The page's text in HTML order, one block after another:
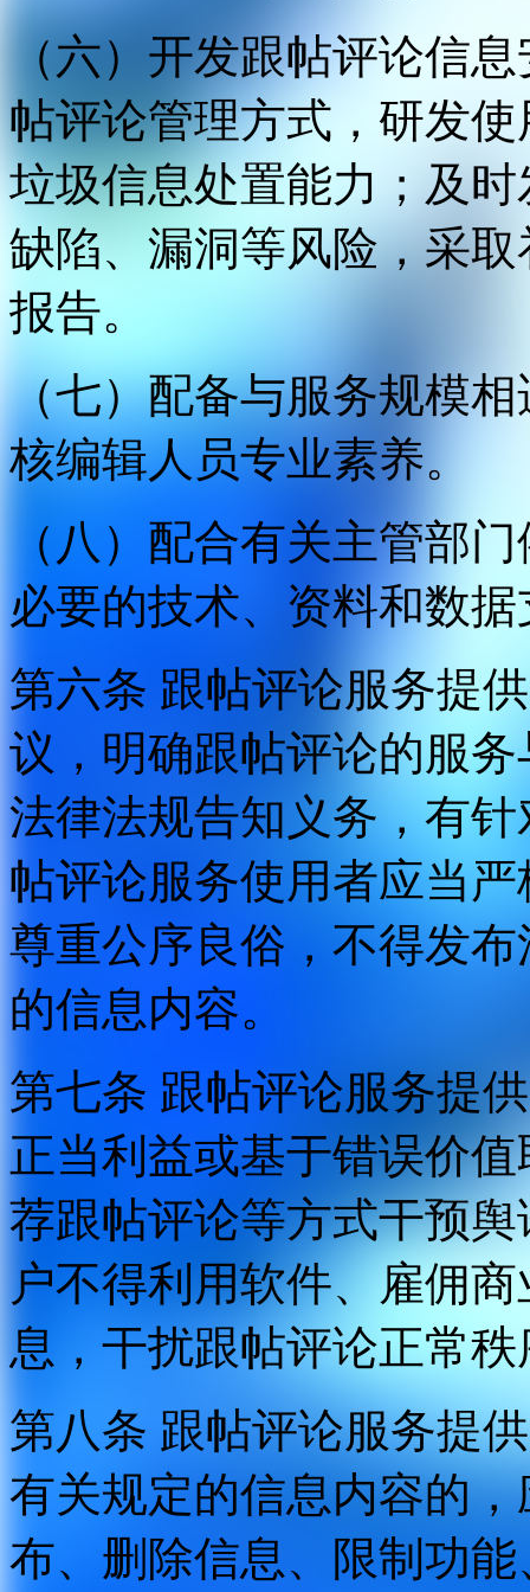
（六）开发跟帖评论信
帖评论管理方式，研发
垃圾信息处置能力；及
缺陷、漏洞等风险，采
报告。
（七）配备与服务规模
核编辑人员专业素养。
（八）配合有关主管部
必要的技术、资料和数
第六条 跟帖评论服务提
议，明确跟帖评论的服
法律法规告知义务，有
帖评论服务使用者应当
尊重公序良俗，不得发
的信息内容。
第七条 跟帖评论服务提
正当利益或基于错误价
荐跟帖评论等方式干预
户不得利用软件、雇佣
息，干扰跟帖评论正常
第八条 跟帖评论服务提
有关规定的信息内容的
布、删除信息、限制功